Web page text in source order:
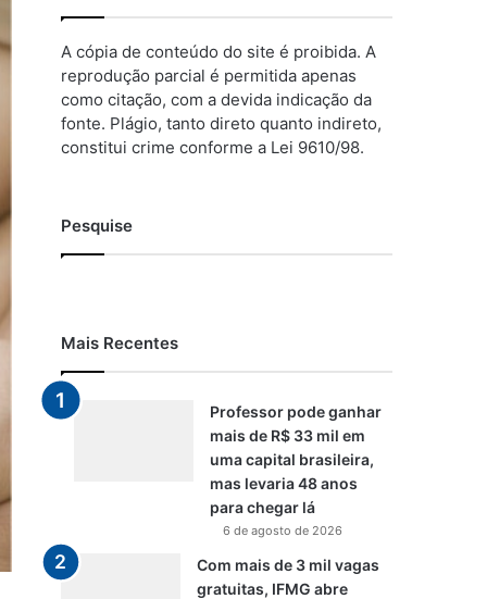
A cópia de conteúdo do site é proibida. A
reprodução parcial é permitida apenas
como citação, com a devida indicação da
fonte. Plágio, tanto direto quanto indireto,
constitui crime conforme a Lei 9610/98.
Pesquise
Mais Recentes
Professor pode ganhar
mais de R$ 33 mil em
uma capital brasileira,
mas levaria 48 anos
para chegar lá
6 de agosto de 2026
Com mais de 3 mil vagas
gratuitas, IFMG abre